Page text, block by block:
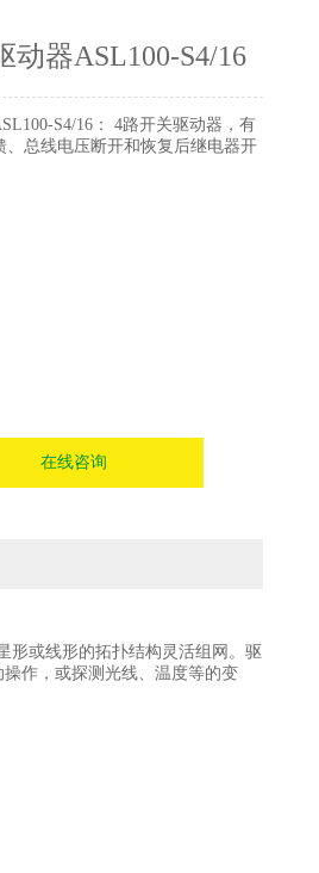
器ASL100-S4/16
S4/16： 4路开关驱动器，有
总线电压断开和恢复后继电器开
在线咨询
形或线形的拓扑结构灵活组网。驱
作，或探测光线、温度等的变